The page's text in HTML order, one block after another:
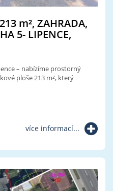
m², ZAHRADA,
5- LIPENCE,
– nabízíme prostorný
ploše 213 m², který
více informací...